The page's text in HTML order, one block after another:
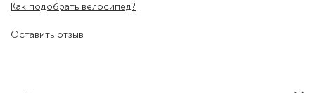
Оставить отзыв
Как подобрать велосипед?